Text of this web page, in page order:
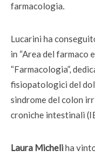
farmacologia.
Lucarini ha
in “Area del farmaco
“Farmacologia”,
fisiopatologici del
sindrome del colon
croniche intestinali
Laura Micheliha